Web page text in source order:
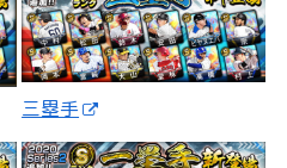
三塁手